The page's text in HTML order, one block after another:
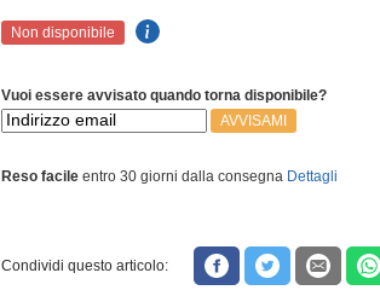
Non disponibile
Vuoi essere avvisato quando torna disponibile?
AVVISAMI
Reso facileentro 30 giorni dalla consegna Dettagli
Condividi questo articolo: